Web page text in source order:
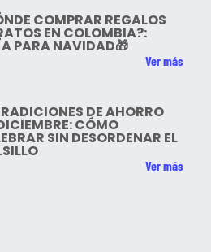
COMPRAR REGALOS
EN COLOMBIA?:
PARA NAVIDAD🎁
Ver más
DE AHORRO
CÓMO
SIN DESORDENAR EL
Ver más